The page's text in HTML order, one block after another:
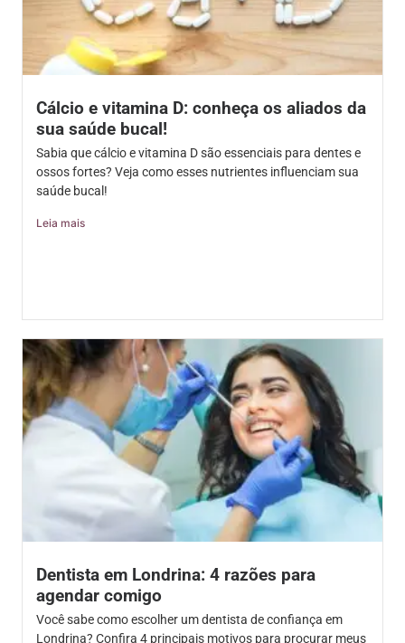
Cálcio e vitamina D: conheça os aliados da
sua saúde bucal!
Sabia que cálcio e vitamina D são essenciais para dentes e
ossos fortes? Veja como esses nutrientes influenciam sua
saúde bucal!
Leia mais
Dentista em Londrina: 4 razões para
agendar comigo
Você sabe como escolher um dentista de confiança em
Londrina? Confira 4 principais motivos para procurar meus